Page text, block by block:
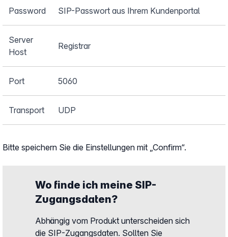
Password SIP-Passwort aus Ihrem Kundenportal
Server
Host
Registrar
Port 5060
Transport UDP
Bitte speichern Sie die Einstellungen mit „Confirm“.
Wo finde ich meine SIP-
Zugangsdaten?
Abhängig vom Produkt unterscheiden sich
die SIP-Zugangsdaten. Sollten Sie